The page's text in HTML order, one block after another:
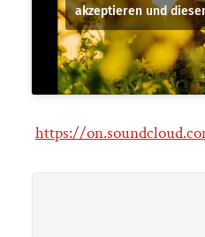
akzeptieren und
https://